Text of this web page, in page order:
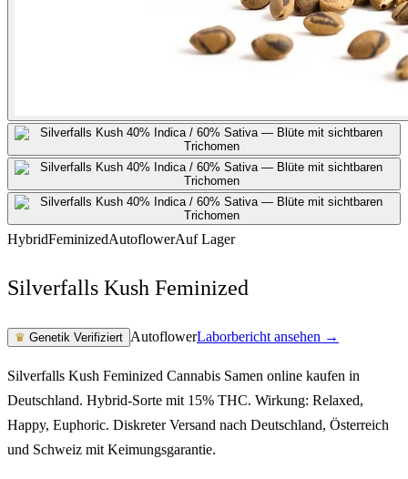
HybridFeminizedAutoflowerAuf Lager
Silverfalls Kush Feminized
♛ Genetik Verifiziert AutoflowerLaborbericht ansehen →
Silverfalls Kush Feminized Cannabis Samen online kaufen in
Deutschland. Hybrid-Sorte mit 15% THC. Wirkung: Relaxed,
Happy, Euphoric. Diskreter Versand nach Deutschland, Österreich
und Schweiz mit Keimungsgarantie.